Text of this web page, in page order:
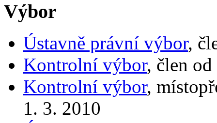
Výbor
Ústavně právní výbor,
Kontrolní výbor, člen
Kontrolní výbor,
1. 3. 2010